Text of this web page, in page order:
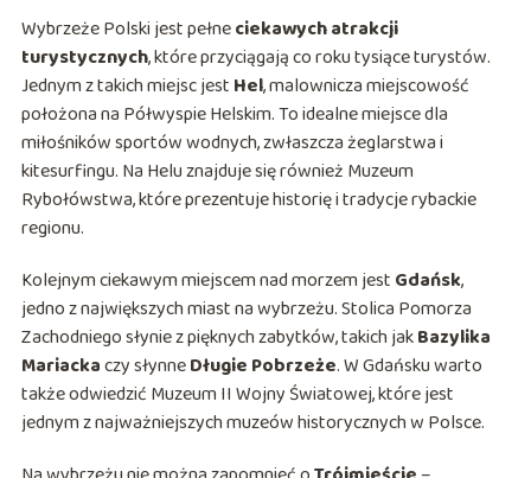
Wybrzeże Polski jest pełneciekawych atrakcji
turystycznych, które przyciągają co roku tysiące turystów.
Jednym z takich miejsc jest Hel, malownicza miejscowość
położona na Półwyspie Helskim. To idealne miejsce dla
miłośników sportów wodnych, zwłaszcza żeglarstwa i
kitesurfingu. Na Helu znajduje się również Muzeum
Rybołówstwa, które prezentuje historię i tradycje rybackie
regionu.
Kolejnym ciekawym miejscem nad morzem jest Gdańsk,
jedno z największych miast na wybrzeżu. Stolica Pomorza
Zachodniego słynie z pięknych zabytków, takich jakBazylika
Mariackaczy słynneDługie Pobrzeże. W Gdańsku warto
także odwiedzić Muzeum II Wojny Światowej, które jest
jednym z najważniejszych muzeów historycznych w Polsce.